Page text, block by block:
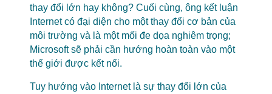
thay đổi lớn hay không? Cuối cùng, ông kết luận
Internet có đại diện cho một thay đổi cơ bản của
môi trường và là một mối đe dọa nghiêm trọng;
Microsoft sẽ phải cần hướng hoàn toàn vào một
thế giới được kết nối.
Tuy hướng vào Internet là sự thay đổi lớn của